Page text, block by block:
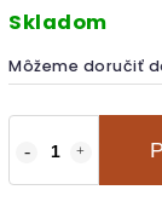
Skladom
Môžeme doručiť